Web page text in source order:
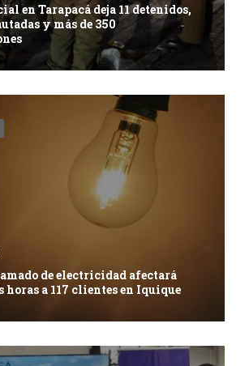
en Tarapacá deja 11 detenidos,
y más de 350
de electricidad afectará
horas a 117 clientes en Iquique